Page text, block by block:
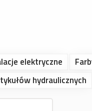
elektryczne
hydraulicznych